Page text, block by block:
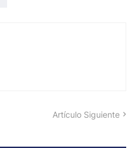
Artículo Siguiente